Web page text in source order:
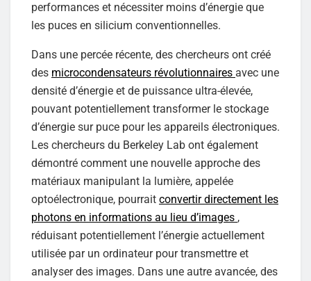
performances et nécessiter moins d’énergie que
les puces en silicium conventionnelles.
Dans une percée récente, des chercheurs ont créé
des microcondensateurs révolutionnaires avec une
densité d’énergie et de puissance ultra-élevée,
pouvant potentiellement transformer le stockage
d’énergie sur puce pour les appareils électroniques.
Les chercheurs du Berkeley Lab ont également
démontré comment une nouvelle approche des
matériaux manipulant la lumière, appelée
optoélectronique, pourrait convertir directement les
photons en informations au lieu d’images ,
réduisant potentiellement l’énergie actuellement
utilisée par un ordinateur pour transmettre et
analyser des images. Dans une autre avancée, des